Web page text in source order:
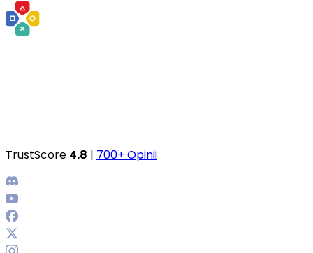
TrustScore 4.8 | 700+ Opinii